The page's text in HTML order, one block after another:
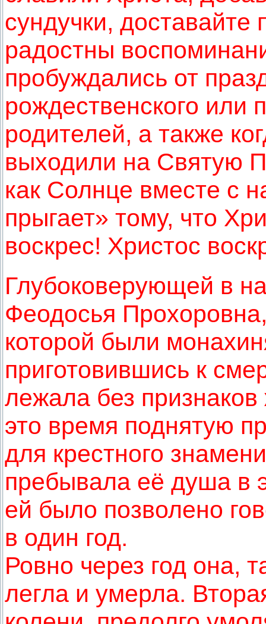
сундучки, доставайте
радостны
пробуждались от
рождественского или
родителей, а также
выходили на Святую
как Солнце вместе с
прыгает» тому, что
воскрес! Христос
Глубоковерующей в
Феодосья
которой были
приготовившись к
лежала без
это время поднятую
для крестного
пребывала её душа в
ей было позволено
в один год.
Ровно через год она,
легла и умерла.